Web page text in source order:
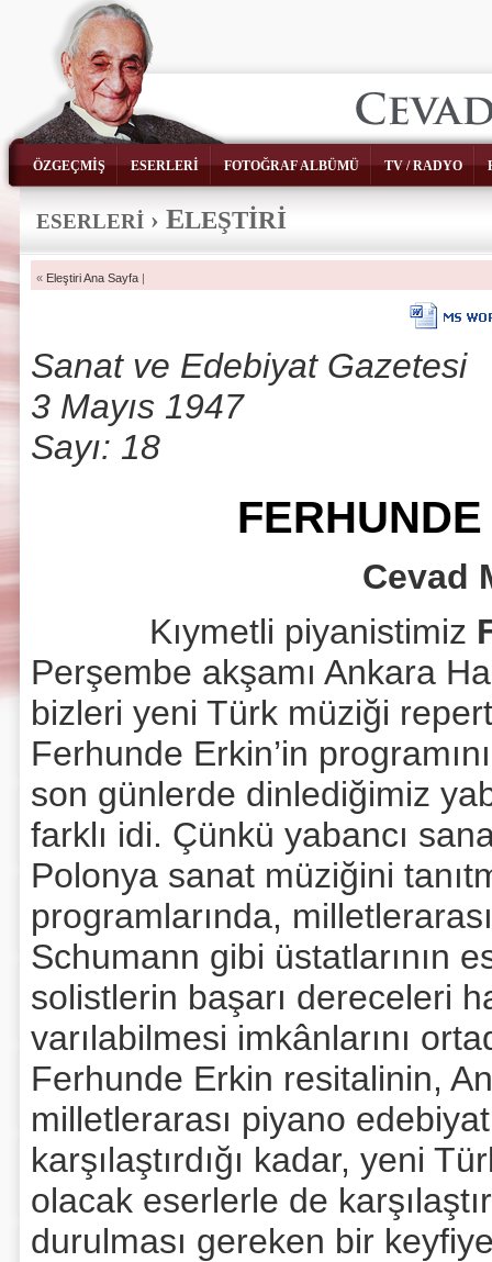
ÖZGEÇMİŞ ESERLERİ FOTOĞRAF ALBÜMÜ TV / RADYO
ESERLERİ › ELEŞTİRİ
« Eleştiri Ana Sayfa |
Sanat ve Edebiyat Gazetesi
3 Mayıs 1947
Sayı: 18
Cevad
Kıymetli piyanistimiz
Perşembe akşamı Ankara
bizleri yeni Türk müziği
Ferhunde Erkin’in
son günlerde dinlediğimiz
farklı idi. Çünkü yabancı
Polonya sanat müziğini
programlarında,
Schumann gibi üstatlarının
solistlerin başarı dereceleri
varılabilmesi imkânlarını
Ferhunde Erkin resitalinin,
milletlerarası piyano
karşılaştırdığı kadar, yeni
olacak eserlerle de
durulması gereken bir